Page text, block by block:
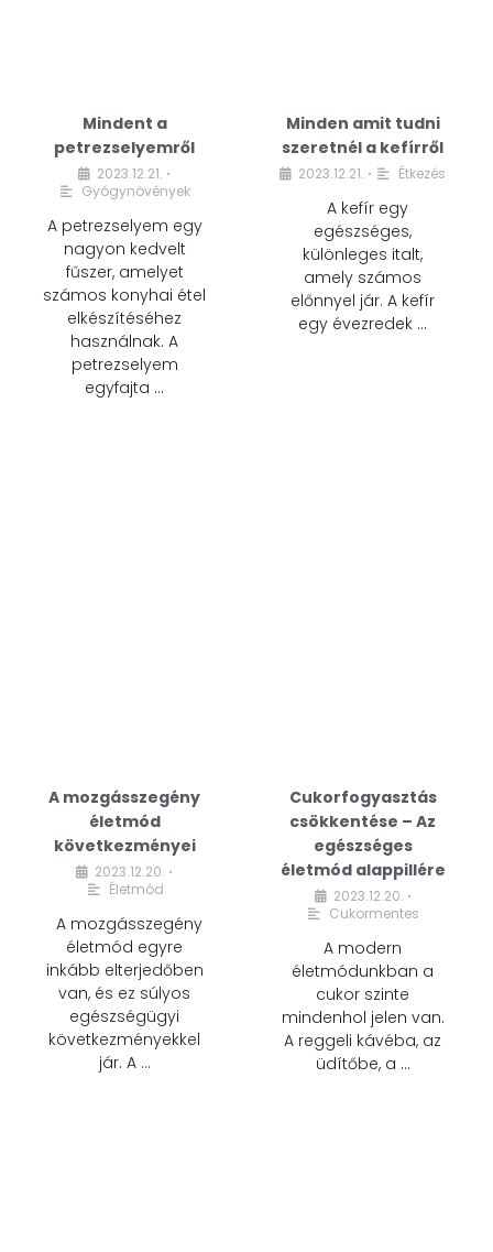
Mindent a
petrezselyemről
2023.12.21. •
Gyógynövények
A petrezselyem egy
nagyon kedvelt
fűszer, amelyet
számos konyhai étel
elkészítéséhez
használnak. A
petrezselyem
egyfajta …
Minden amit tudni
szeretnél a kefírről
2023.12.21. • Étkezés
A kefír egy
egészséges,
különleges italt,
amely számos
előnnyel jár. A kefír
egy évezredek …
A mozgásszegény
életmód
következményei
2023.12.20. •
Életmód
A mozgásszegény
életmód egyre
inkább elterjedőben
van, és ez súlyos
egészségügyi
következményekkel
jár. A …
Cukorfogyasztás
csökkentése – Az
egészséges
életmód alappillére
2023.12.20. •
Cukormentes
A modern
életmódunkban a
cukor szinte
mindenhol jelen van.
A reggeli kávéba, az
üdítőbe, a …